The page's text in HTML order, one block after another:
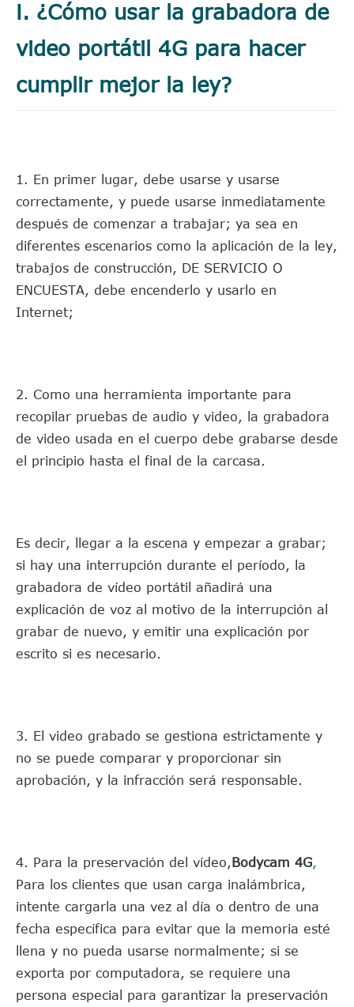
Ⅰ. ¿Cómo usar la grabadora de
video portátil 4G para hacer
cumplir mejor la ley?
1. En primer lugar, debe usarse y usarse
correctamente, y puede usarse inmediatamente
después de comenzar a trabajar; ya sea en
diferentes escenarios como la aplicación de la ley,
trabajos de construcción, DE SERVICIO O
ENCUESTA, debe encenderlo y usarlo en
Internet;
2. Como una herramienta importante para
recopilar pruebas de audio y video, la grabadora
de video usada en el cuerpo debe grabarse desde
el principio hasta el final de la carcasa.
Es decir, llegar a la escena y empezar a grabar;
si hay una interrupción durante el período, la
grabadora de vídeo portátil añadirá una
explicación de voz al motivo de la interrupción al
grabar de nuevo, y emitir una explicación por
escrito si es necesario.
3. El video grabado se gestiona estrictamente y
no se puede comparar y proporcionar sin
aprobación, y la infracción será responsable.
4. Para la preservación del vídeo, Bodycam 4G
Para los clientes que usan carga inalámbrica,
intente cargarla una vez al día o dentro de una
fecha específica para evitar que la memoria esté
llena y no pueda usarse normalmente; si se
exporta por computadora, se requiere una
persona especial para garantizar la preservación